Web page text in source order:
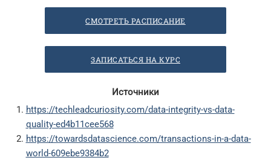
СМОТРЕТЬ РАСПИСАНИЕ
ЗАПИСАТЬСЯ НА КУРС
Источники
https://techleadcuriosity.com/data-integrity-vs-data-
quality-ed4b11cee568
https://towardsdatascience.com/transactions-in-a-data-
world-609ebe9384b2